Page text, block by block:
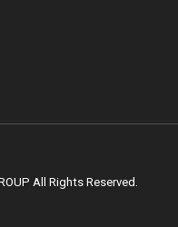
All Rights Reserved.